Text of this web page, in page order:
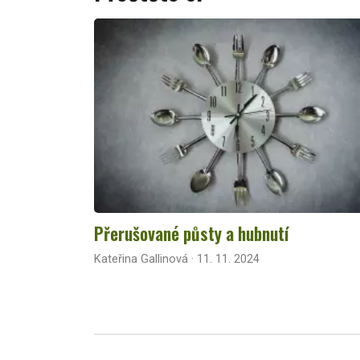
Přerušované půsty a hubnutí
Kateřina Gallinová · 11. 11. 2024